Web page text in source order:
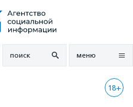
поиск меню
18+